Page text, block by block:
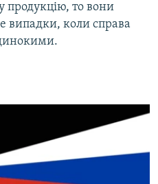
продукцію, то вони
випадки, коли справа